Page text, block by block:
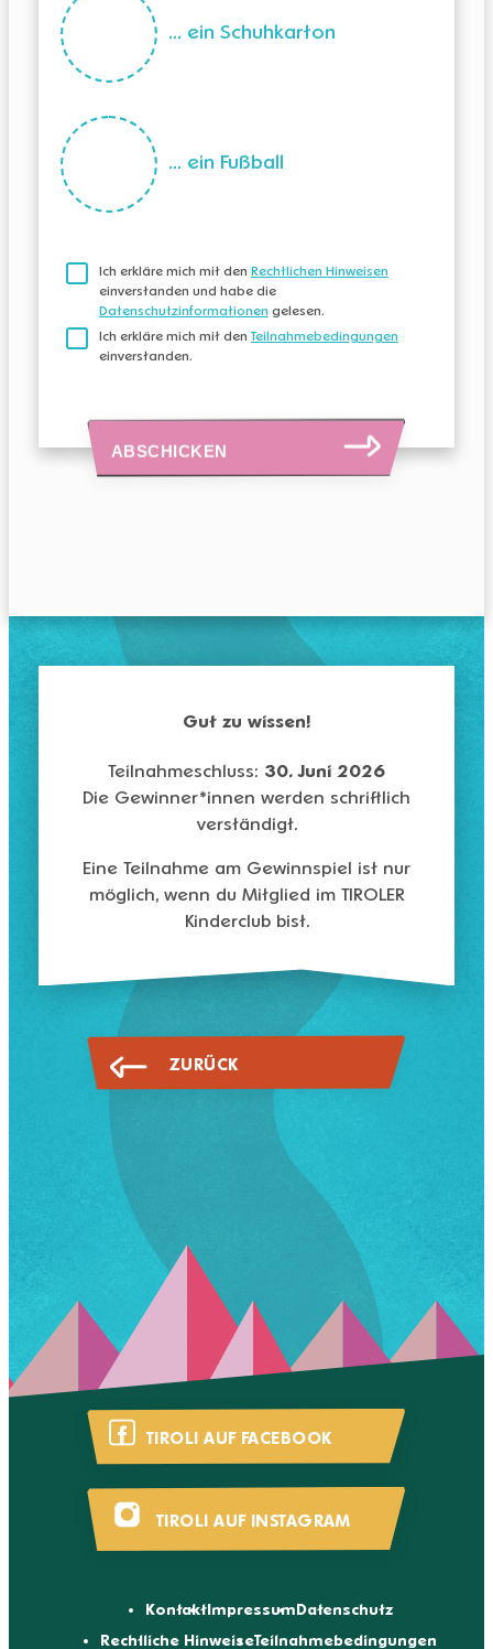
Mein
ALLE VORTEILE
MITGLIED WERDEN
Passwort vergessen?
... ein Schuhkarton
... ein Fußball
Ich erkläre mich mit den Rechtlichen Hinweisen
einverstanden und habe die
Datenschutzinformationen gelesen.
Ich erkläre mich mit denTeilnahmebedingungen
einverstanden.
ABSCHICKEN
ALLE GEWINNSPIELE
Gut zu wissen!
Teilnahmeschluss: 30. Juni 2026
Die Gewinner*innen werden schriftlich
verständigt.
Eine Teilnahme am Gewinnspiel ist nur
möglich, wenn du Mitglied im TIROLER
Kinderclubbist.
ZURÜCK
TIROLI AUF FACEBOOK
TIROLI AUF INSTAGRAM
KontaktImpressumDatenschutz
Rechtliche HinweiseTeilnahmebedingungen